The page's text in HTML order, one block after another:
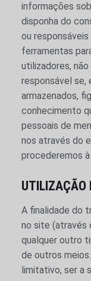
informações
disponha do
ou
ferramentas
utilizadores,
responsável se,
armazenados,
conhecimento
pessoais de
nos através do
procederemos à
UTILIZAÇÃO
A finalidade do
no site (através
qualquer outro
de outros
limitativo, ser a